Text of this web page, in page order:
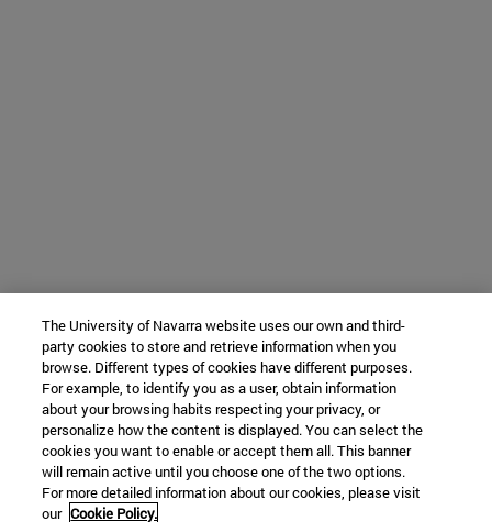
The University of Navarra website uses our own and third-
party cookies to store and retrieve information when you
browse. Different types of cookies have different purposes.
For example, to identify you as a user, obtain information
about your browsing habits respecting your privacy, or
personalize how the content is displayed. You can select the
cookies you want to enable or accept them all. This banner
will remain active until you choose one of the two options.
For more detailed information about our cookies, please visit
our Cookie Policy.